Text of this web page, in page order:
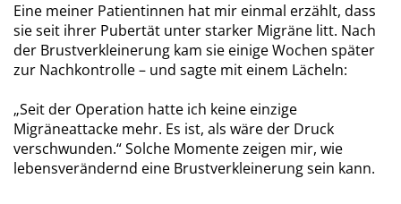
Eine meiner Patientinnen hat mir einmal erzählt, dass
sie seit ihrer Pubertät unter starker Migräne litt. Nach
der Brustverkleinerung kam sie einige Wochen später
zur Nachkontrolle – und sagte mit einem Lächeln:
„Seit der Operation hatte ich keine einzige
Migräneattacke mehr. Es ist, als wäre der Druck
verschwunden.“ Solche Momente zeigen mir, wie
lebensverändernd eine Brustverkleinerung sein kann.